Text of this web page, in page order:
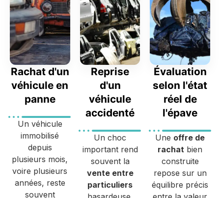
Rachat d'un
véhicule en
panne
Un véhicule
immobilisé
depuis
plusieurs mois,
voire plusieurs
années, reste
souvent
Reprise
d'un
véhicule
accidenté
Un choc
important rend
souvent la
vente entre
particuliers
Évaluation
selon l'état
réel de
l'épave
Une offre de
rachat bien
construite
repose sur un
équilibre précis